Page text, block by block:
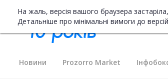
На жаль, версія вашого браузера
Детальніше про мінімальні вимоги до
Новини Prozorro Market